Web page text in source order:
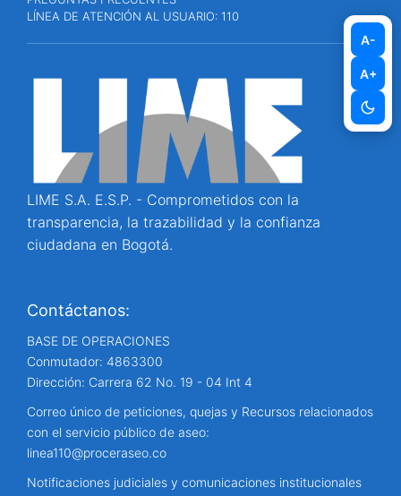
LÍNEA DE ATENCIÓN AL USUARIO: 110
LIME S.A. E.S.P. - Comprometidos con la
transparencia, la trazabilidad y la confianza
ciudadana en Bogotá.
Contáctanos:
BASE DE OPERACIONES
Conmutador: 4863300
Dirección: Carrera 62 No. 19 - 04 Int 4
Correo único de peticiones, quejas y Recursos relacionados
con el servicio público de aseo:
linea110@proceraseo.co
Notificaciones judiciales y comunicaciones institucionales
A-
A+